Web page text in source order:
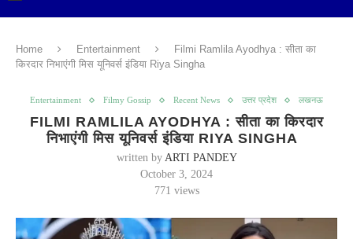
Home Entertainment
Filmi Ramlila Ayodhya : सीता का
किरदार निभाएंगी मिस यूनिवर्स इंडिया Riya Singha
Entertainment Filmy Gossip Recent News उत्तर प्रदेश लखनऊ
FILMI RAMLILA AYODHYA : सीता का किरदार
निभाएंगी मिस यूनिवर्स इंडिया RIYA SINGHA
written by ARTI PANDEY
October 3, 2024
771 views